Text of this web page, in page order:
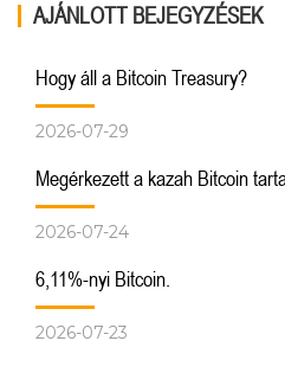
AJÁNLOTT BEJEGYZÉSEK
Hogy áll a Bitcoin Treasury?
2026-07-29
Megérkezett a kazah Bitcoin
2026-07-24
6,11%-nyi Bitcoin.
2026-07-23